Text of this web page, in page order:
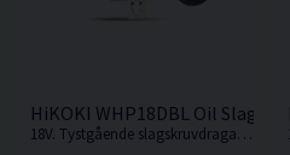
HiKOKI WHP18DBL Oil
18V. Tystgående slagskruvdragare med oljedämpning, perfekt i bullerkänsliga miljöer.